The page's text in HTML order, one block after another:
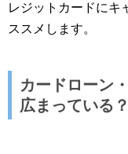
レジットカードにキ
ススメします。
カードローン
広まっている？